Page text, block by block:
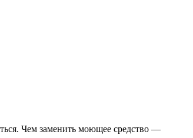
Чем заменить моющее средство —